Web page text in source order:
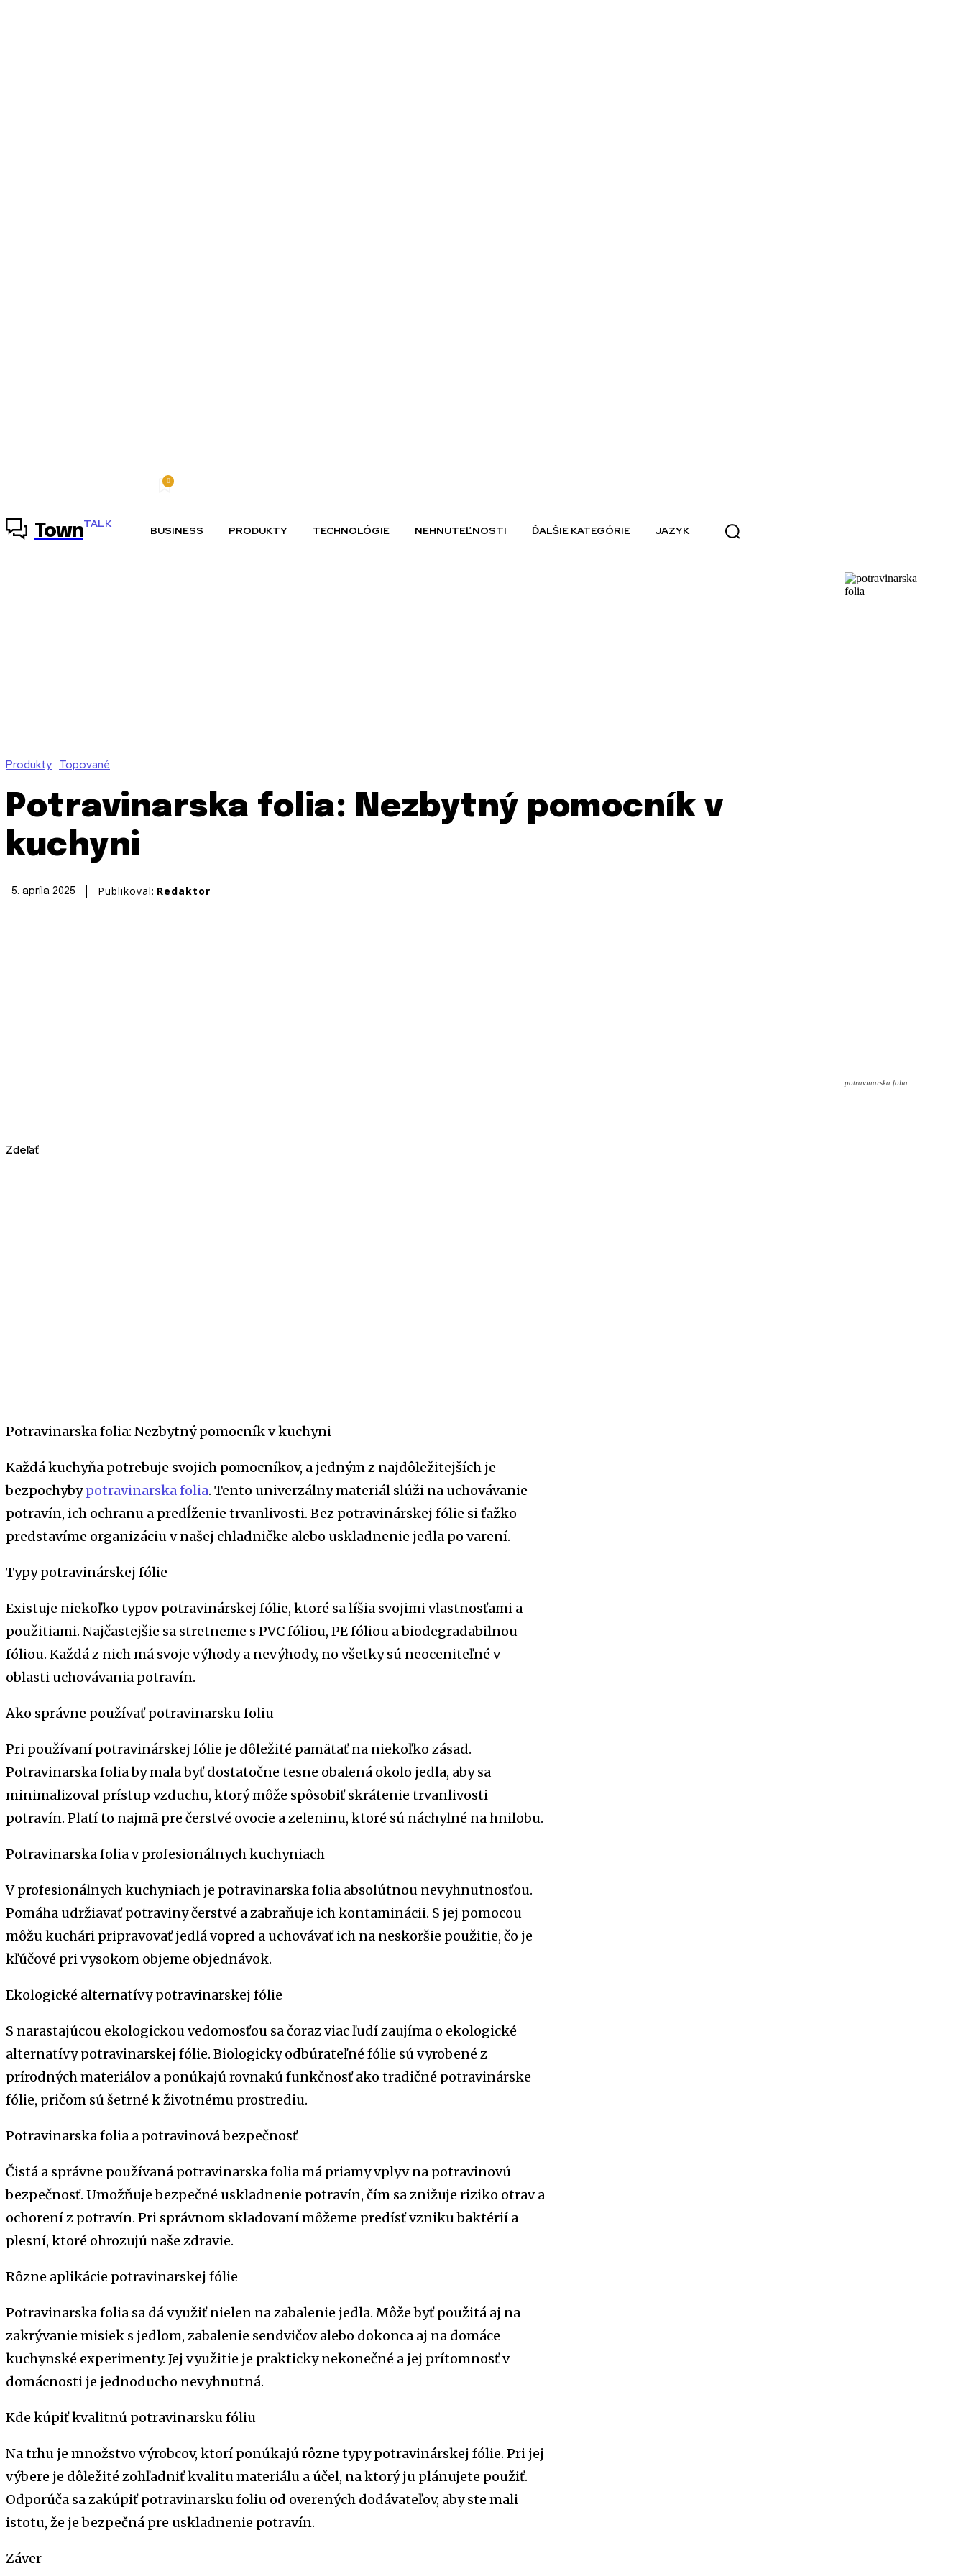
0
TownTALK
BUSINESS PRODUKTY TECHNOLÓGIE NEHNUTEĽNOSTI ĎALŠIE KATEGÓRIE JAZYK
Produkty Topované
Potravinarska folia: Nezbytný pomocník v
kuchyni
5. apríla 2025 Publikoval: Redaktor
potravinarska folia
Zdeľať
Potravinarska folia: Nezbytný pomocník v kuchyni
Každá kuchyňa potrebuje svojich pomocníkov, a jedným z najdôležitejších je
bezpochybypotravinarska folia. Tento univerzálny materiál slúži na uchovávanie
potravín, ich ochranu a predĺženie trvanlivosti. Bez potravinárskej fólie si ťažko
predstavíme organizáciu v našej chladničke alebo uskladnenie jedla po varení.
Typy potravinárskej fólie
Existuje niekoľko typov potravinárskej fólie, ktoré sa líšia svojimi vlastnosťami a
použitiami. Najčastejšie sa stretneme s PVC fóliou, PE fóliou a biodegradabilnou
fóliou. Každá z nich má svoje výhody a nevýhody, no všetky sú neoceniteľné v
oblasti uchovávania potravín.
Ako správne používať potravinarsku foliu
Pri používaní potravinárskej fólie je dôležité pamätať na niekoľko zásad.
Potravinarska folia by mala byť dostatočne tesne obalená okolo jedla, aby sa
minimalizoval prístup vzduchu, ktorý môže spôsobiť skrátenie trvanlivosti
potravín. Platí to najmä pre čerstvé ovocie a zeleninu, ktoré sú náchylné na hnilobu.
Potravinarska folia v profesionálnych kuchyniach
V profesionálnych kuchyniach je potravinarska folia absolútnou nevyhnutnosťou.
Pomáha udržiavať potraviny čerstvé a zabraňuje ich kontaminácii. S jej pomocou
môžu kuchári pripravovať jedlá vopred a uchovávať ich na neskoršie použitie, čo je
kľúčové pri vysokom objeme objednávok.
Ekologické alternatívy potravinarskej fólie
S narastajúcou ekologickou vedomosťou sa čoraz viac ľudí zaujíma o ekologické
alternatívy potravinarskej fólie. Biologicky odbúrateľné fólie sú vyrobené z
prírodných materiálov a ponúkajú rovnakú funkčnosť ako tradičné potravinárske
fólie, pričom sú šetrné k životnému prostrediu.
Potravinarska folia a potravinová bezpečnosť
Čistá a správne používaná potravinarska folia má priamy vplyv na potravinovú
bezpečnosť. Umožňuje bezpečné uskladnenie potravín, čím sa znižuje riziko otrav a
ochorení z potravín. Pri správnom skladovaní môžeme predísť vzniku baktérií a
plesní, ktoré ohrozujú naše zdravie.
Rôzne aplikácie potravinarskej fólie
Potravinarska folia sa dá využiť nielen na zabalenie jedla. Môže byť použitá aj na
zakrývanie misiek s jedlom, zabalenie sendvičov alebo dokonca aj na domáce
kuchynské experimenty. Jej využitie je prakticky nekonečné a jej prítomnosť v
domácnosti je jednoducho nevyhnutná.
Kde kúpiť kvalitnú potravinarsku fóliu
Na trhu je množstvo výrobcov, ktorí ponúkajú rôzne typy potravinárskej fólie. Pri jej
výbere je dôležité zohľadniť kvalitu materiálu a účel, na ktorý ju plánujete použiť.
Odporúča sa zakúpiť potravinarsku foliu od overených dodávateľov, aby ste mali
istotu, že je bezpečná pre uskladnenie potravín.
Záver